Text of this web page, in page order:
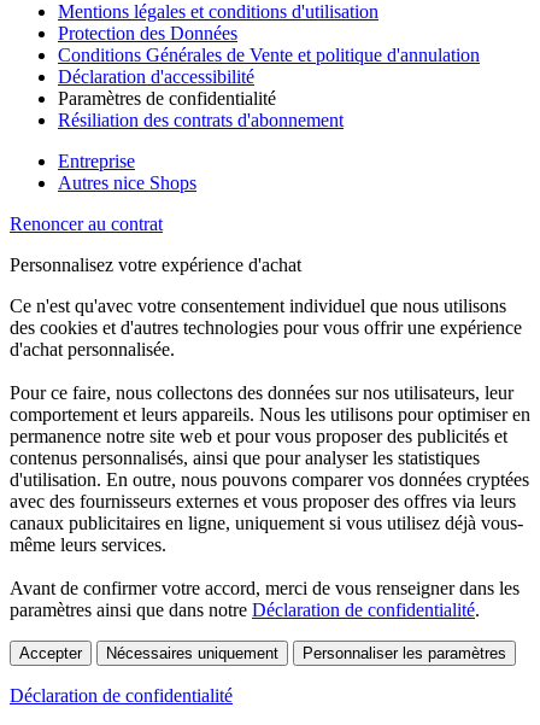
Mentions légales et conditions d'utilisation
Protection des Données
Conditions Générales de Vente et politique d'annulation
Déclaration d'accessibilité
Paramètres de confidentialité
Résiliation des contrats d'abonnement
Entreprise
Autres nice Shops
Renoncer au contrat
Personnalisez votre expérience d'achat
Ce n'est qu'avec votre consentement individuel que nous utilisons
des cookies et d'autres technologies pour vous offrir une expérience
d'achat personnalisée.
Pour ce faire, nous collectons des données sur nos utilisateurs, leur
comportement et leurs appareils. Nous les utilisons pour optimiser en
permanence notre site web et pour vous proposer des publicités et
contenus personnalisés, ainsi que pour analyser les statistiques
d'utilisation. En outre, nous pouvons comparer vos données cryptées
avec des fournisseurs externes et vous proposer des offres via leurs
canaux publicitaires en ligne, uniquement si vous utilisez déjà vous-
même leurs services.
Avant de confirmer votre accord, merci de vous renseigner dans les
paramètres ainsi que dans notre Déclaration de confidentialité.
Accepter Nécessaires uniquement Personnaliser les paramètres
Déclaration de confidentialité